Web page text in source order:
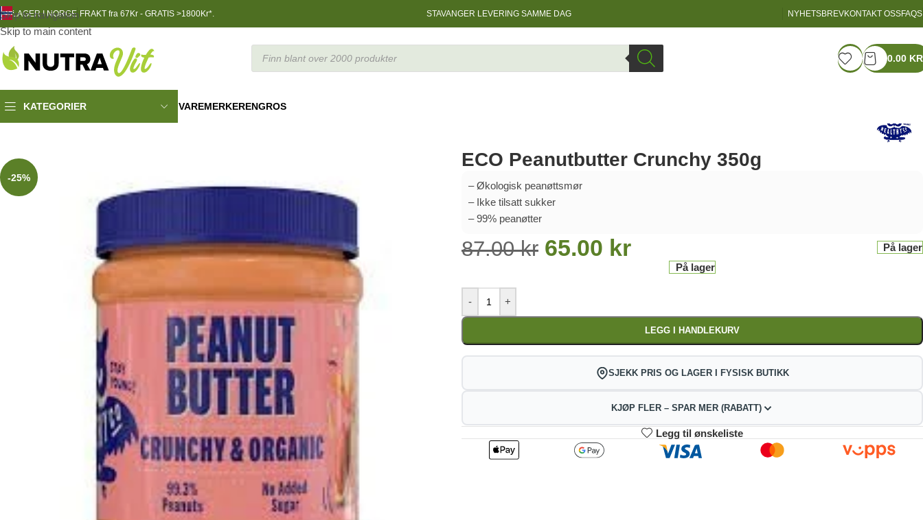
Skip to navigation
Skip to main content
LAGER I NORGEFRAKT fra 67Kr - GRATIS >1800Kr*. STAVANGER LEVERING SAMME DAG NYHETSBREVKONTAKT OSSFAQS
0.00 KR
KATEGORIER VAREMERKERENGROS
-25%
ECO Peanutbutter Crunchy 350g
– Økologisk peanøttsmør
– Ikke tilsatt sukker
– 99% peanøtter
87.00kr 65.00 kr
På lager
På lager
- +
LEGG I HANDLEKURV
SJEKK PRIS OG LAGER I FYSISK BUTIKK
KJØP FLER – SPAR MER (RABATT)
2
64.35
3-4 5-9
kr
10+
59.15kr
Legg til ønskeliste